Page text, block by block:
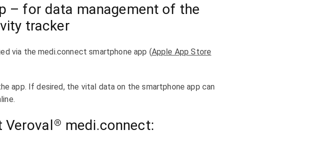
– for data management of the
tracker
via the medi.connect smartphone app (Apple App Store
app. If desired, the vital data on the smartphone app can
medi.connect: